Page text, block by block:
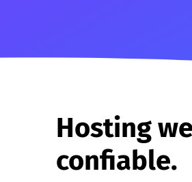
Hosting
confiable.